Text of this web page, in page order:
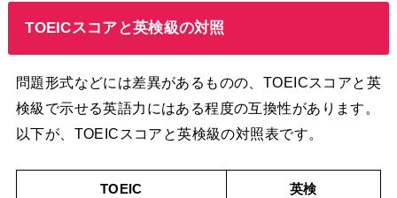
TOEICスコアと英検級の対照
問題形式などには差異があるものの、TOEICスコアと英
検級で示せる英語力にはある程度の互換性があります。
以下が、TOEICスコアと英検級の対照表です。
TOEIC 英検